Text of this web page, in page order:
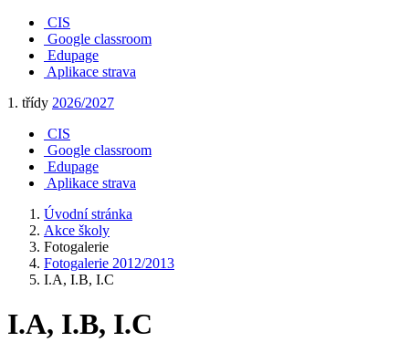
CIS
Google classroom
Edupage
Aplikace strava
1. třídy 2026/2027
CIS
Google classroom
Edupage
Aplikace strava
Úvodní stránka
Akce školy
Fotogalerie
Fotogalerie 2012/2013
I.A, I.B, I.C
I.A, I.B, I.C